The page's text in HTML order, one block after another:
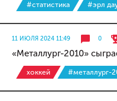
#статистика
#эрл
11 ИЮЛЯ 2024 11:49 0
«Металлург-2010»
хоккей #металлург-